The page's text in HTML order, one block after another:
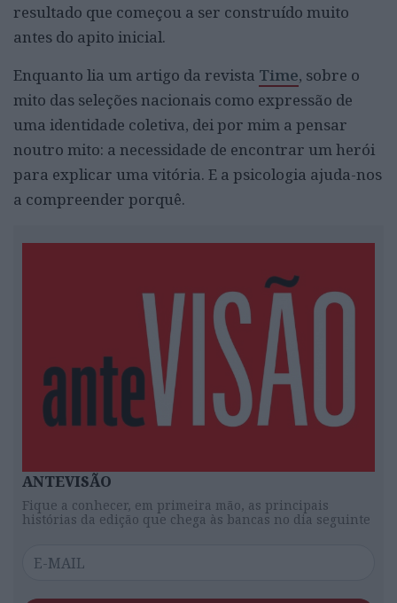
resultado que começou a ser construído muito
antes do apito inicial.
Enquanto lia um artigo da revista Time, sobre o
mito das seleções nacionais como expressão de
uma identidade coletiva, dei por mim a pensar
noutro mito: a necessidade de encontrar um herói
para explicar uma vitória. E a psicologia ajuda-nos
a compreender porquê.
ANTEVISÃO
Fique a conhecer, em primeira mão, as principais
histórias da edição que chega às bancas no dia seguinte